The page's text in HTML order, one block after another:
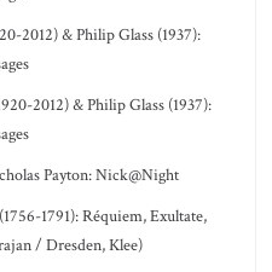
2012) & Philip Glass (1937):
2012) & Philip Glass (1937):
Payton: Nick@Night
1791): Réquiem, Exultate,
/ Dresden, Klee)